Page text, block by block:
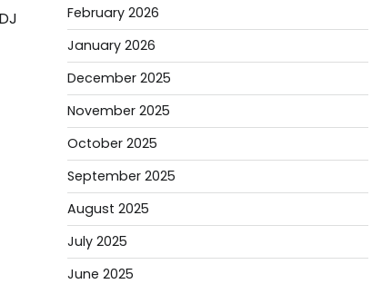
February 2026
January 2026
December 2025
November 2025
October 2025
September 2025
August 2025
July 2025
June 2025